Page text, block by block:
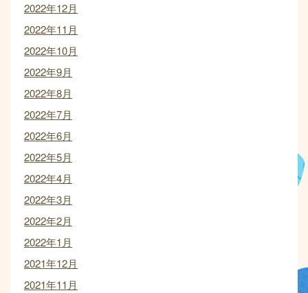
2022年12月
2022年11月
2022年10月
2022年9月
2022年8月
2022年7月
2022年6月
2022年5月
2022年4月
2022年3月
2022年2月
2022年1月
2021年12月
2021年11月